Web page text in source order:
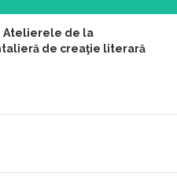
Atelierele de la
de creaţie literară